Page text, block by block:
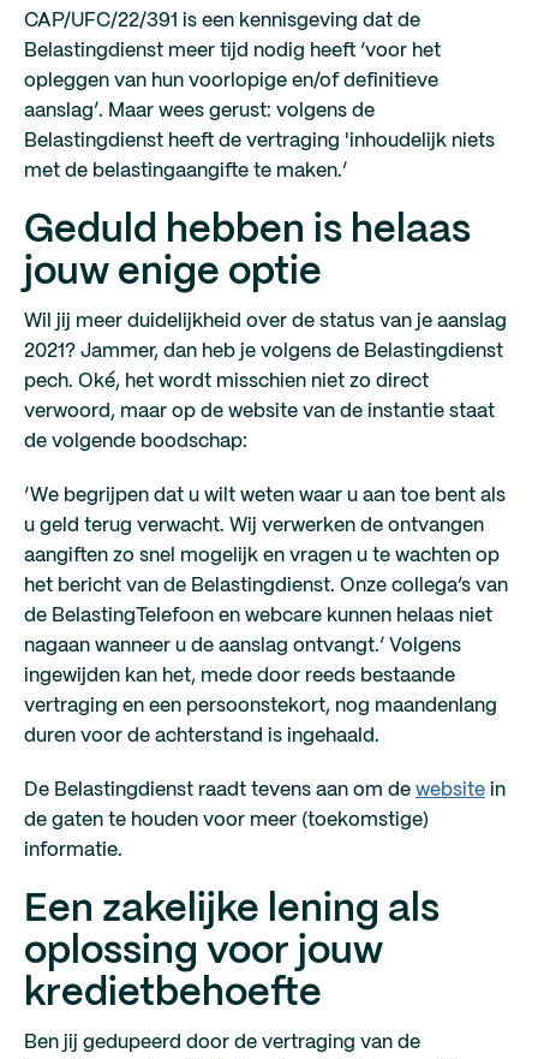
CAP/UFC/22/391 is een kennisgeving dat de
Belastingdienst meer tijd nodig heeft ‘voor het
opleggen van hun voorlopige en/of definitieve
aanslag’. Maar wees gerust: volgens de
Belastingdienst heeft de vertraging 'inhoudelijk niets
met de belastingaangifte te maken.’
Geduld hebben is helaas
jouw enige optie
Wil jij meer duidelijkheid over de status van je aanslag
2021? Jammer, dan heb je volgens de Belastingdienst
pech. Oké, het wordt misschien niet zo direct
verwoord, maar op de website van de instantie staat
de volgende boodschap:
‘We begrijpen dat u wilt weten waar u aan toe bent als
u geld terug verwacht. Wij verwerken de ontvangen
aangiften zo snel mogelijk en vragen u te wachten op
het bericht van de Belastingdienst. Onze collega’s van
de BelastingTelefoon en webcare kunnen helaas niet
nagaan wanneer u de aanslag ontvangt.’ Volgens
ingewijden kan het, mede door reeds bestaande
vertraging en een persoonstekort, nog maandenlang
duren voor de achterstand is ingehaald.
De Belastingdienst raadt tevens aan om de website in
de gaten te houden voor meer (toekomstige)
informatie.
Een zakelijke lening als
oplossing voor jouw
kredietbehoefte
Ben jij gedupeerd door de vertraging van de